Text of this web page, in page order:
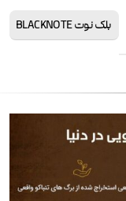
بلک نوت BLACKNOTE